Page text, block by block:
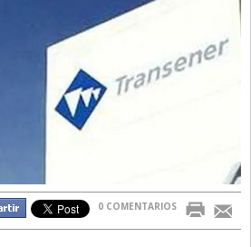
0 COMENTARIOS